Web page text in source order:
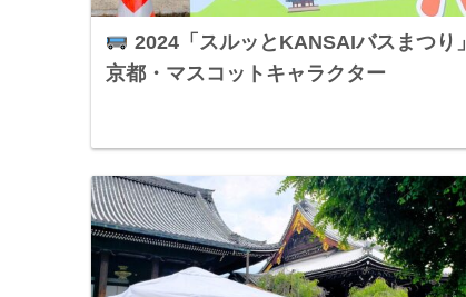
2024「スルッとKANSAIバスまつり」
京都・マスコットキャラクター